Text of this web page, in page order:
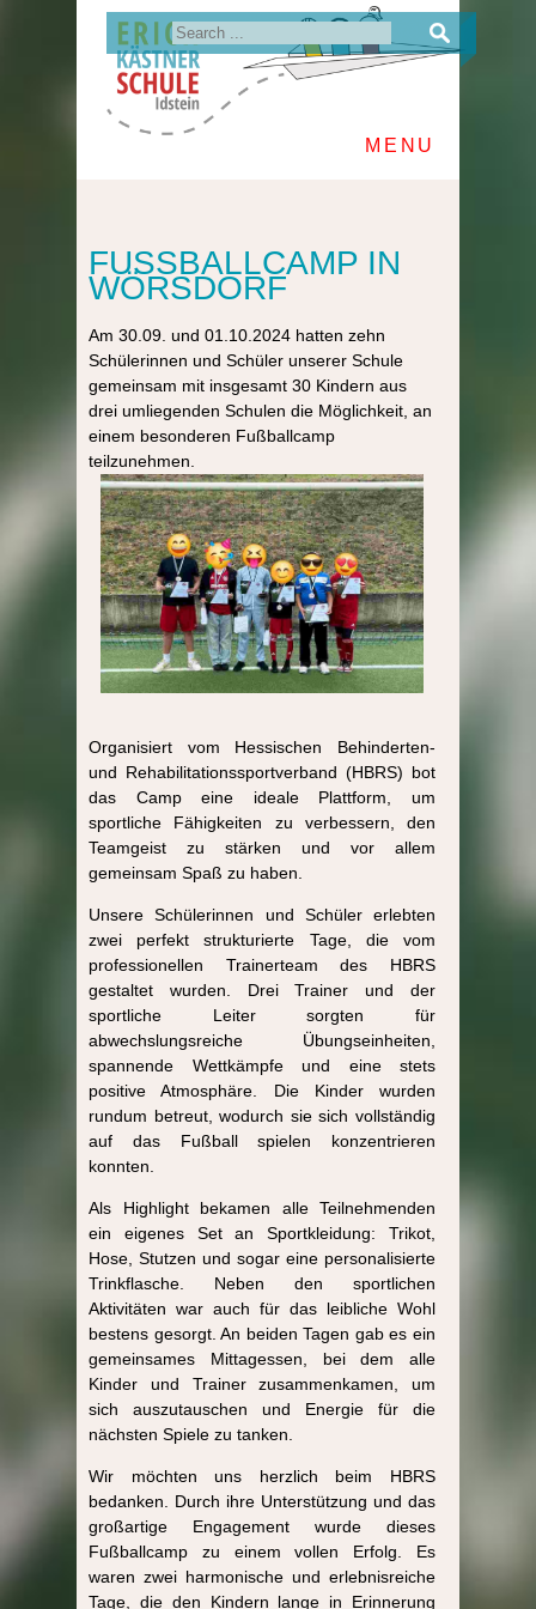
MENU
FUSSBALLCAMP IN W
ÖRSDORF
Am 30.09. und 01.10.2024 hatten zehn
Schülerinnen und Schüler unserer Schule
gemeinsam mit insgesamt 30 Kindern aus
drei umliegenden Schulen die Möglichkeit, an
einem besonderen Fußballcamp
teilzunehmen.
Organisiert vom Hessischen Behinderten-
und Rehabilitationssportverband (HBRS) bot
das Camp eine ideale Plattform, um
sportliche Fähigkeiten zu verbessern, den
Teamgeist zu stärken und vor allem
gemeinsam Spaß zu haben.
Unsere Schülerinnen und Schüler erlebten
zwei perfekt strukturierte Tage, die vom
professionellen Trainerteam des HBRS
gestaltet wurden. Drei Trainer und der
sportliche Leiter sorgten für
abwechslungsreiche Übungseinheiten,
spannende Wettkämpfe und eine stets
positive Atmosphäre. Die Kinder wurden
rundum betreut, wodurch sie sich vollständig
auf das Fußball spielen konzentrieren
konnten.
Als Highlight bekamen alle Teilnehmenden
ein eigenes Set an Sportkleidung: Trikot,
Hose, Stutzen und sogar eine personalisierte
Trinkflasche. Neben den sportlichen
Aktivitäten war auch für das leibliche Wohl
bestens gesorgt. An beiden Tagen gab es ein
gemeinsames Mittagessen, bei dem alle
Kinder und Trainer zusammenkamen, um
sich auszutauschen und Energie für die
nächsten Spiele zu tanken.
Wir möchten uns herzlich beim HBRS
bedanken. Durch ihre Unterstützung und das
großartige Engagement wurde dieses
Fußballcamp zu einem vollen Erfolg. Es
waren zwei harmonische und erlebnisreiche
Tage, die den Kindern lange in Erinnerung